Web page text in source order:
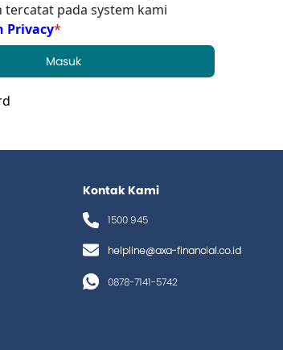
tercatat pada system kami
Privacy*
Masuk
Kontak Kami
1500 945
helpline@axa-financial.co.id
0878-7141-5742